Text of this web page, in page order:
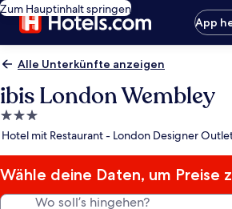
Zum Hauptinhalt springen
App
Alle Unterkünfte anzeigen
ibis London Wembley
3.0-
Sterne-
Hotel mit Restaurant - London Designer
Wähle deine Daten, um Preise
Wo soll’s hingehen?